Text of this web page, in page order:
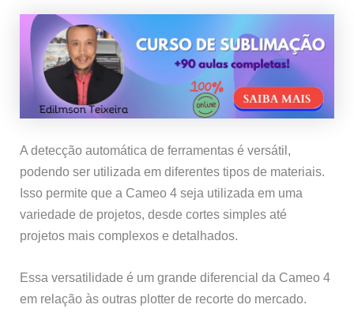
A detecção automática de ferramentas é versátil,
podendo ser utilizada em diferentes tipos de materiais.
Isso permite que a Cameo 4 seja utilizada em uma
variedade de projetos, desde cortes simples até
projetos mais complexos e detalhados.
Essa versatilidade é um grande diferencial da Cameo 4
em relação às outras plotter de recorte do mercado.